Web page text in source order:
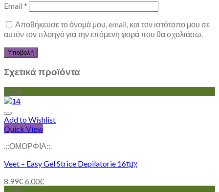
Email *
Αποθήκευσε το όνομά μου, email, και τον ιστότοπο μου σε
αυτόν τον πλοηγό για την επόμενη φορά που θα σχολιάσω.
Σχετικά προϊόντα
-33%
Add to Wishlist
Quick View
.::ΟΜΟΡΦΙΑ::.
Veet – Easy Gel Strice Depilatorie 16τμχ
8.99€6.00€